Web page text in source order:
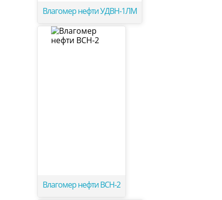
Влагомер нефти УДВН-1ЛМ
Влагомер нефти ВСН-2